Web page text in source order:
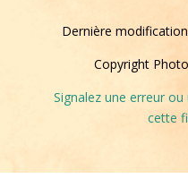
Dernière
Copyright
Signalez une erreur
cette